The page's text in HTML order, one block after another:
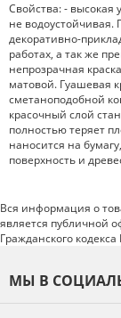
Свойства: - высокая
не водоустойчивая.
декоративно-
работах, а так же
непрозрачная
матовой. Гуашевая
сметаноподобной
красочный слой
полностью теряет
наносится на
поверхность и
Вся информация о
является публичной
Гражданского
МЫ В